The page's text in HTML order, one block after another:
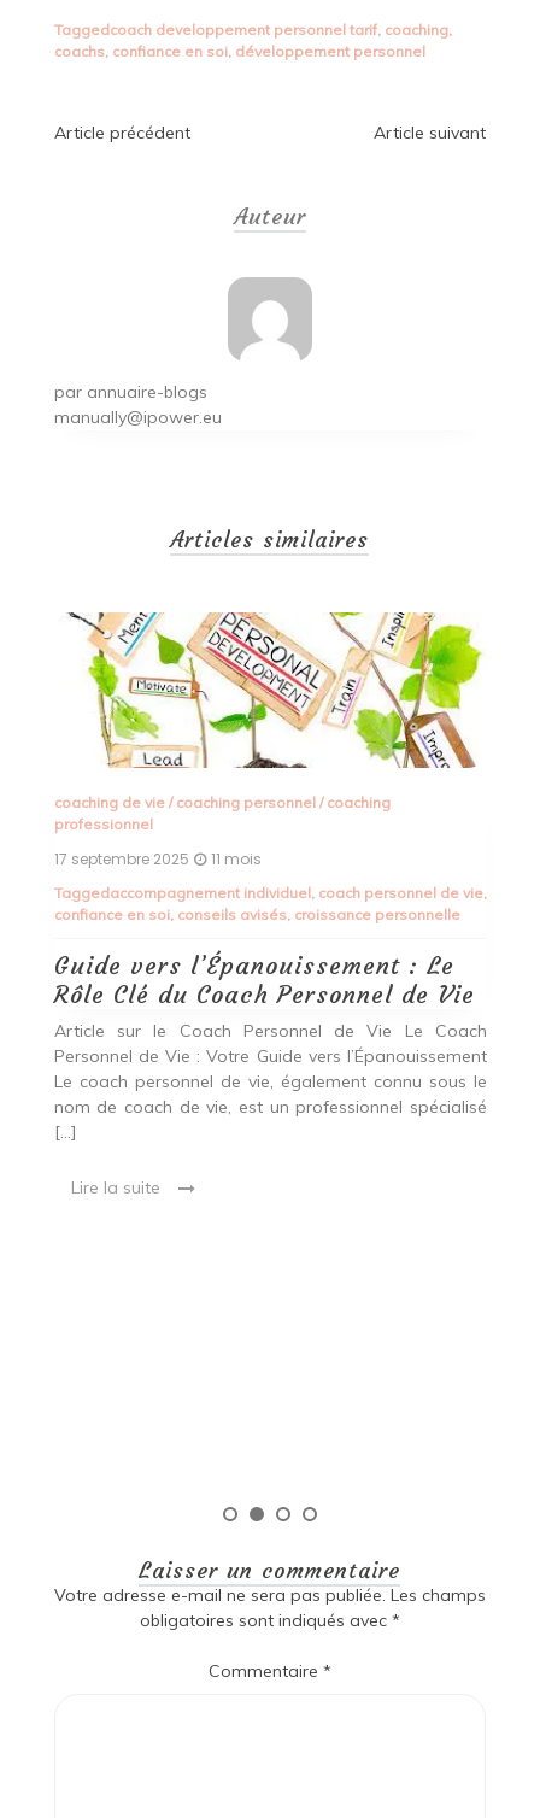
Taggedcoach developpement personnel tarif, coaching,
coachs, confiance en soi, développement personnel
Navigation
Article précédent Article suivant
Auteur
par annuaire-blogs
manually@ipower.eu
Articles similaires
coaching de vie/coaching personnel /coaching
professionnel
16 septembre 2025
croyances limitantes
Laisser un commentaire
Votre adresse e-mail ne sera pas publiée. Les champs
obligatoires sont indiqués avec *
Commentaire *